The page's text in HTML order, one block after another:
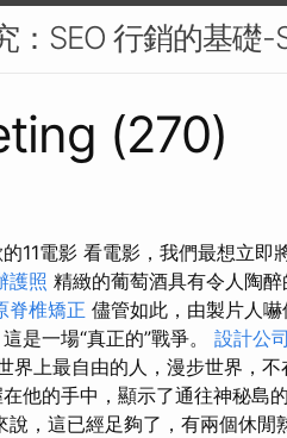
：SEO 行銷的基礎-
(270)
11電影 看電影，我們最想立
護照 精緻的葡萄酒具有令人陶
脊椎矯正 儘管如此，由製片人
是一場“真正的”戰爭。 設計公司
界上最自由的人，漫步世界，
他的手中，顯示了通往神秘島
說，這已經足夠了，有兩個休閒